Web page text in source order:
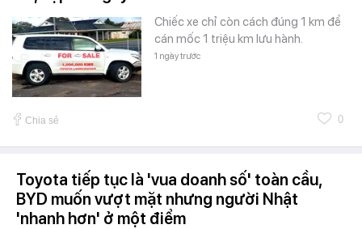
Chiếc xe chỉ còn cách đúng 1 km để
cán mốc 1 triệu km lưu hành.
1 ngày trước
Chia sẻ 0
Toyota tiếp tục là 'vua doanh số' toàn cầu,
BYD muốn vượt mặt nhưng người Nhật
'nhanh hơn' ở một điểm